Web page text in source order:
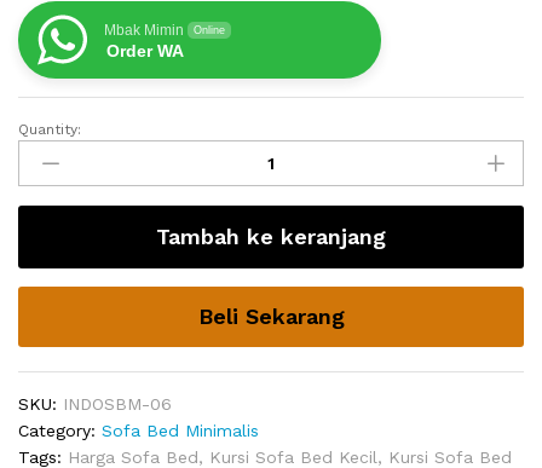
Mbak Mimin Online
Order WA
Sofa
Bed
Terbaru
Folden
Quantity:
Tambah ke keranjang
Beli Sekarang
SKU: INDOSBM-06
Category: Sofa Bed Minimalis
Tags: Harga Sofa Bed, Kursi Sofa Bed Kecil, Kursi Sofa Bed